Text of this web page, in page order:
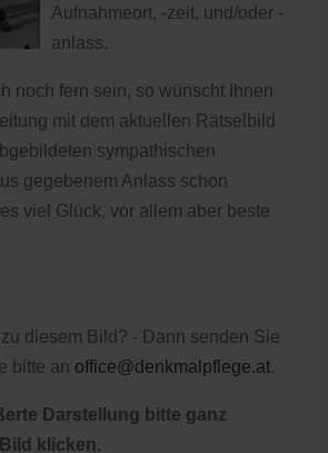
Aufnahmeort, -zeit, und/oder -
anlass.
noch fern sein, so wünscht Ihnen
mit dem aktuellen Rätselbild
sympathischen
gegebenem Anlass schon
viel Glück, vor allem aber beste
diesem Bild? - Dann senden Sie
bitte an office@denkmalpflege.at.
Darstellung bitte ganz
klicken.